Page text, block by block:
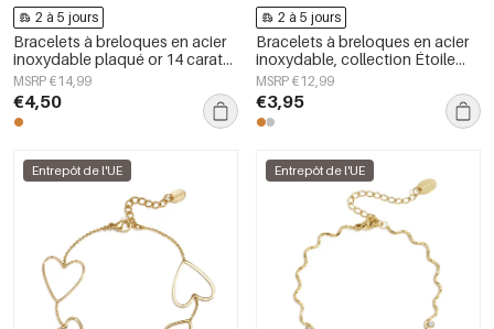
2 à 5 jours
Bracelets à breloques en acier
inoxydable plaqué or 14 carats,
collection Star Daily Simple,
bijoux pour femmes
MSRP €14,99
€4,50
2 à 5 jours
Bracelets à breloques en acier
inoxydable, collection Étoile
Simple Daily Simple, bijoux pour
femmes
MSRP €12,99
€3,95
Entrepôt de l'UE Entrepôt de l'UE